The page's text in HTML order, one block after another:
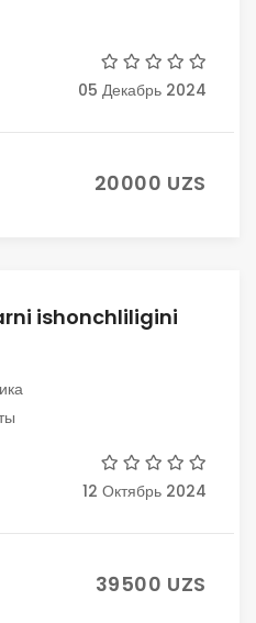
05 Декабрь 2024
20000 UZS
ishonchliligini
12 Октябрь 2024
39500 UZS